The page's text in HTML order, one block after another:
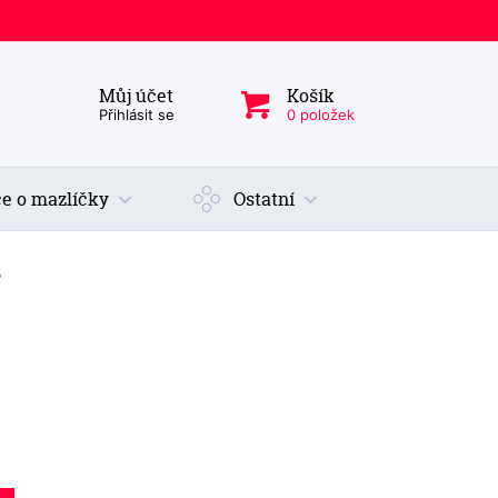
Můj účet
Přihlásit se
Košík
0 položek
produkt, kategorie...
o mazlíčky Ostatní